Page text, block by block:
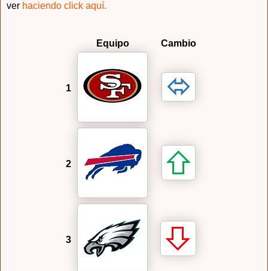
ver haciendo click aquí.
Equipo Cambio
1
2
3